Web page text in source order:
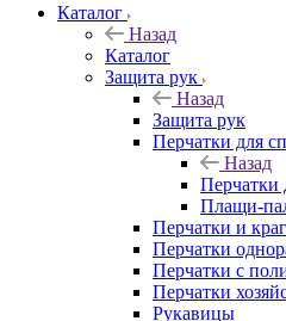
Каталог
Назад
Каталог
Защита рук
Назад
Защита рук
Перчатки для
Назад
Перчатки
Плащи-
Перчатки и
Перчатки
Перчатки с
Перчатки
Рукавицы